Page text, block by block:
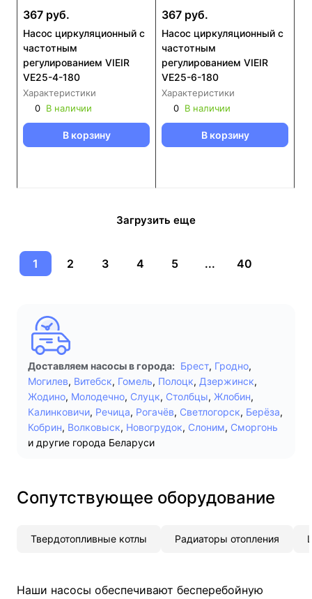
367 руб.
Насос циркуляционный с
частотным
регулированием VIEIR
VE25-4-180
Характеристики
0 В наличии
В корзину
367 руб.
Насос циркуляционный с
частотным
регулированием VIEIR
VE25-6-180
Характеристики
0 В наличии
В корзину
Загрузить еще
1 2 3 4 5 ... 40
Доставляем насосы в города: Брест, Гродно,
Могилев, Витебск, Гомель, Полоцк, Дзержинск,
Жодино, Молодечно, Слуцк, Столбцы, Жлобин,
Калинковичи, Речица, Рогачёв, Светлогорск, Берёза,
Кобрин, Волковыск, Новогрудок, Слоним, Сморгонь
и другие города Беларуси
Сопутствующее оборудование
Твердотопливные котлы Радиаторы отопления
Наши насосы обеспечивают бесперебойную